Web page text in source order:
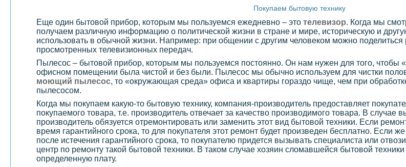
Покупаем бытовую технику
Еще один бытовой прибор, которым мы пользуемся ежедневно – это телевизор. Когда мы
получаем различную информацию о политической жизни в стране и мире, историческую и
использовать в обычной жизни. Например: при общении с другим человеком можно
просмотренных телевизионных передач.
Пылесос – бытовой прибор, которым мы пользуемся постоянно. Он нам нужен для того, чтобы
офисном помещении была чистой и без были. Пылесос мы обычно используем для чистки
моющий пылесос, то «окружающая среда» офиса и квартиры гораздо чище, чем при
пылесосом.
Когда мы покупаем какую-то бытовую технику, компания-производитель предоставляет
покупаемого товара, т.е. производитель отвечает за качество производимого товара. В случае
производитель обязуется отремонтировать или заменить этот вид бытовой техники. Если
время гарантийного срока, то для покупателя этот ремонт будет произведен бесплатно. Если
после истечения гарантийного срока, то покупателю придется вызывать специалиста или
центр по ремонту такой бытовой техники. В таком случае хозяин сломавшейся бытовой
определенную плату.